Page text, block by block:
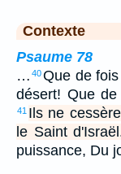
Contexte
Psaume 78
… 40Que de
désert! Que
41 Ils ne
le Saint
puissance, Du